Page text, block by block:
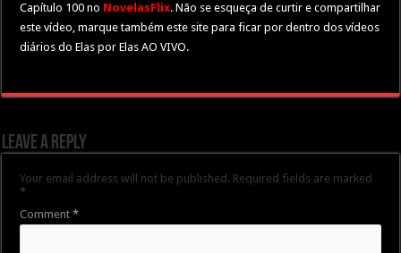
Capítulo 100 no NovelasFlix. Não se esqueça de curtir e compartilhar
este vídeo, marque também este site para ficar por dentro dos vídeos
diários do Elas por Elas AO VIVO.
Leave a Reply
Your email address will not be published. Required fields are marked
*
Comment*